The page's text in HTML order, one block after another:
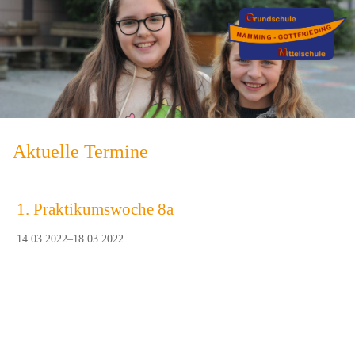
Aktuelle Termine
1. Praktikumswoche 8a
14.03.2022–18.03.2022